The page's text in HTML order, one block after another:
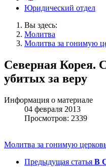
Юридический отдел
Вы здесь:
Молитва
Молитва за гонимую
Северная Корея.
убитых за веру
Информация о материале
04 февраля 2013
Просмотров: 2339
Молитва за гонимую
Предыдущая статья В